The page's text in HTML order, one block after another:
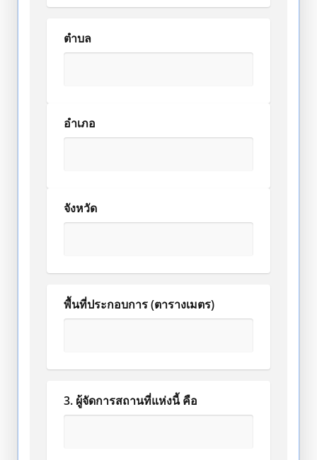
ตำบล
อำเภอ
จังหวัด
พื้นที่ประกอบการ (ตารางเมตร)
3. ผู้จัดการสถานที่แห่งนี้ คือ